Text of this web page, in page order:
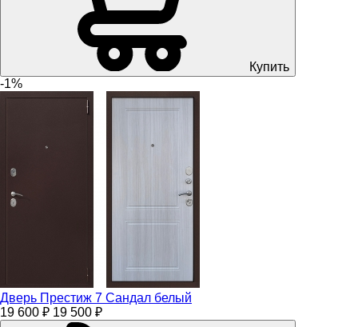
Купить
-1%
Дверь Престиж 7 Сандал белый
19 600 ₽ 19 500 ₽